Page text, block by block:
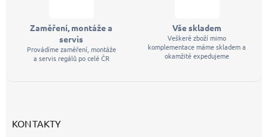
Zaměření, montáže a
servis
Provádíme zaměření, montáže
a servis regálů po celé ČR
Vše skladem
Veškeré zboží mimo
komplementace máme skladem a
okamžitě expedujeme
KONTAKTY